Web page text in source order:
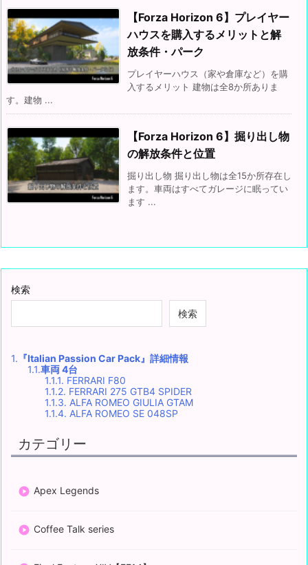
【Forza Horizon 6】プレイヤー
ハウスを購入するメリットと解
放条件・パーク
プレイヤーハウス（家や倉庫など）を購
入するメリット 建物は全8か所ありま
す。建物 ...
【Forza Horizon 6】掘り出し物
の解放条件と位置
掘り出し物 掘り出し物は全15か所存在し
ます。車両はすべてガレージに眠ってい
ます ...
検索
検索
1. 『Italian Passion Car Pack』詳細情報
1.1.車両 4台
1.1.1. FERRARI F80
1.1.2. FERRARI 275 GTB4 SPIDER
1.1.3. ALFA ROMEO GIULIA GTAM
1.1.4. ALFA ROMEO SE 048SP
カテゴリー
Apex Legends
Coffee Talk series